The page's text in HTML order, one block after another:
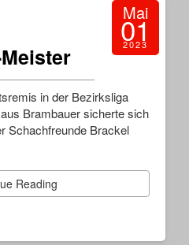
Mai
01
2023
in der Bezirksliga
Brambauer sicherte sich
Schachfreunde Brackel
Reading